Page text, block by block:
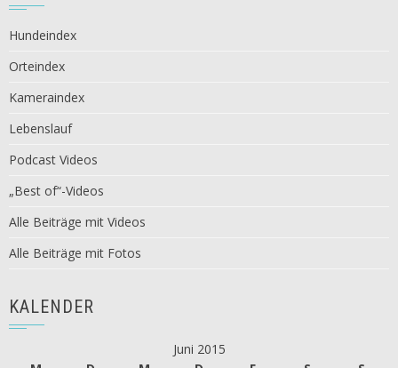
Hundeindex
Orteindex
Kameraindex
Lebenslauf
Podcast Videos
„Best of“-Videos
Alle Beiträge mit Videos
Alle Beiträge mit Fotos
KALENDER
Juni 2015